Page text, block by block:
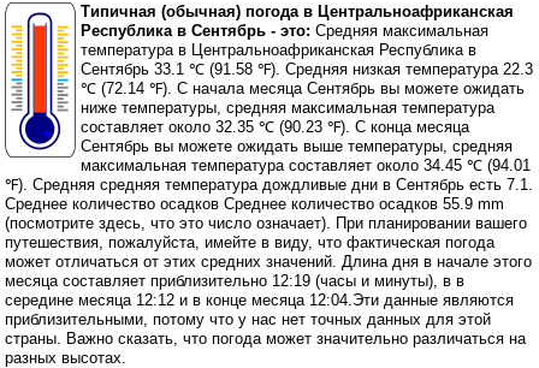
Типичная (обычная) погода в Центральноафриканская
Республика в Сентябрь - это: Средняя максимальная
температура в Центральноафриканская Республика в
Сентябрь 33.1 ℃ (91.58 ℉). Средняя низкая температура 22.3
℃ (72.14 ℉). С начала месяца Сентябрь вы можете ожидать
ниже температуры, средняя максимальная температура
составляет около 32.35 ℃ (90.23 ℉). С конца месяца
Сентябрь вы можете ожидать выше температуры, средняя
максимальная температура составляет около 34.45 ℃ (94.01
℉). Средняя средняя температура дождливые дни в Сентябрь есть 7.1.
Среднее количество осадков Среднее количество осадков 55.9 mm
(посмотрите здесь, что это число означает). При планировании вашего
путешествия, пожалуйста, имейте в виду, что фактическая погода
может отличаться от этих средних значений. Длина дня в начале этого
месяца составляет приблизительно 12:19 (часы и минуты), в в
середине месяца 12:12 и в конце месяца 12:04.Эти данные являются
приблизительными, потому что у нас нет точных данных для этой
страны. Важно сказать, что погода может значительно различаться на
разных высотах.